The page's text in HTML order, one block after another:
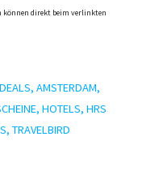
können direkt beim verlinkten
, AMSTERDAM,
, HOTELS, HRS
,TRAVELBIRD